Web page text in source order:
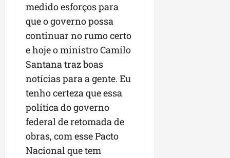
medido esforços para
que o governo possa
continuar no rumo certo
e hoje o ministro Camilo
Santana traz boas
notícias para a gente. Eu
tenho certeza que essa
política do governo
federal de retomada de
obras, com esse Pacto
Nacional que tem